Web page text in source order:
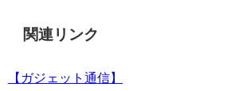
関連リンク
【ガジェット通信】